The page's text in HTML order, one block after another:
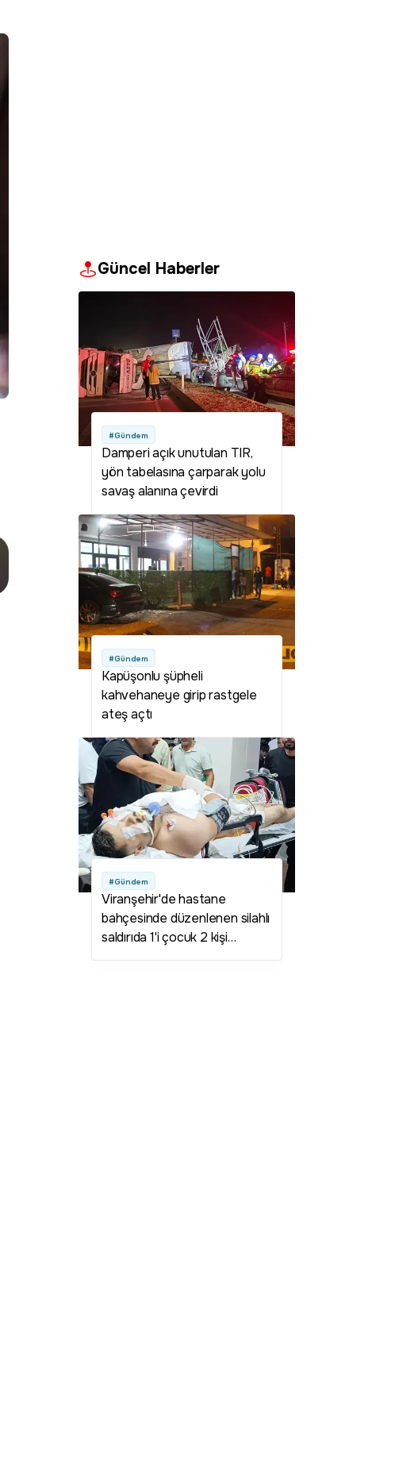
Güncel Haberler
#Gündem
Damperi açık unutulan TIR,
yön tabelasına çarparak yolu
savaş alanına çevirdi
#Gündem
Kapüşonlu şüpheli
kahvehaneye girip rastgele
ateş açtı
#Gündem
Viranşehir'de hastane
bahçesinde düzenlenen silahlı
saldırıda 1'i çocuk 2 kişi